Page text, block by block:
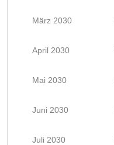
März 2030
April 2030
Mai 2030
Juni 2030
Juli 2030